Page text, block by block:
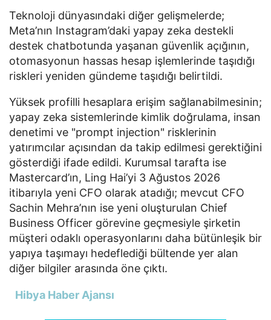
Teknoloji dünyasındaki diğer gelişmelerde;
Meta’nın Instagram’daki yapay zeka destekli
destek chatbotunda yaşanan güvenlik açığının,
otomasyonun hassas hesap işlemlerinde taşıdığı
riskleri yeniden gündeme taşıdığı belirtildi.
Yüksek profilli hesaplara erişim sağlanabilmesinin;
yapay zeka sistemlerinde kimlik doğrulama, insan
denetimi ve "prompt injection" risklerinin
yatırımcılar açısından da takip edilmesi gerektiğini
gösterdiği ifade edildi. Kurumsal tarafta ise
Mastercard’ın, Ling Hai’yi 3 Ağustos 2026
itibarıyla yeni CFO olarak atadığı; mevcut CFO
Sachin Mehra’nın ise yeni oluşturulan Chief
Business Officer görevine geçmesiyle şirketin
müşteri odaklı operasyonlarını daha bütünleşik bir
yapıya taşımayı hedeflediği bültende yer alan
diğer bilgiler arasında öne çıktı.
Hibya Haber Ajansı